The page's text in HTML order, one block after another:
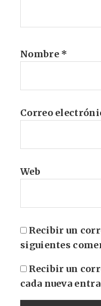
Nombre *
Correo
Web
Recibir un
siguientes
Recibir un
cada nueva